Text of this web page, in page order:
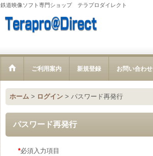
鉄道映像ソフト専門ショップ テラプロダイレクト
ご利用案内 新規登録 お問い合わせ
ホーム > ログイン > パスワード再発行
パスワード再発行
*必須入力項目